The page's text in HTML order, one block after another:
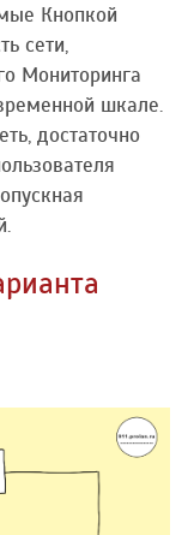
Кнопкой
сети,
Мониторинга
шкале.
достаточно